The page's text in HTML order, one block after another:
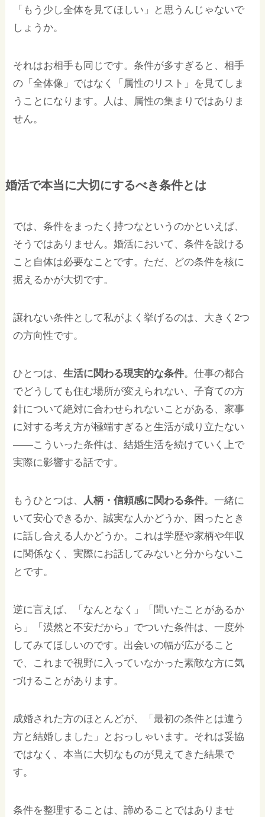
「もう少し全体を見てほしい」と思うんじゃないで
しょうか。
それはお相手も同じです。条件が多すぎると、相手
の「全体像」ではなく「属性のリスト」を見てしま
うことになります。人は、属性の集まりではありま
せん。
婚活で本当に大切にするべき条件とは
では、条件をまったく持つなというのかといえば、
そうではありません。婚活において、条件を設ける
こと自体は必要なことです。ただ、どの条件を核に
据えるかが大切です。
譲れない条件として私がよく挙げるのは、大きく2つ
の方向性です。
ひとつは、生活に関わる現実的な条件。仕事の都合
でどうしても住む場所が変えられない、子育ての方
針について絶対に合わせられないことがある、家事
に対する考え方が極端すぎると生活が成り立たない
——こういった条件は、結婚生活を続けていく上で
実際に影響する話です。
もうひとつは、 人柄・信頼感に関わる条件。一緒に
いて安心できるか、誠実な人かどうか、困ったとき
に話し合える人かどうか。これは学歴や家柄や年収
に関係なく、実際にお話してみないと分からないこ
とです。
逆に言えば、「なんとなく」「聞いたことがあるか
ら」「漠然と不安だから」でついた条件は、一度外
してみてほしいのです。出会いの幅が広がること
で、これまで視野に入っていなかった素敵な方に気
づけることがあります。
成婚された方のほとんどが、「最初の条件とは違う
方と結婚しました」とおっしゃいます。それは妥協
ではなく、本当に大切なものが見えてきた結果で
す。
条件を整理することは、諦めることではありませ